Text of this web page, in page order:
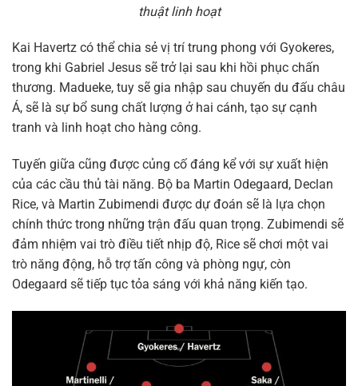
thuật linh hoạt
Kai Havertz có thể chia sẻ vị trí trung phong với Gyokeres,
trong khi Gabriel Jesus sẽ trở lại sau khi hồi phục chấn
thương. Madueke, tuy sẽ gia nhập sau chuyến du đấu châu
Á, sẽ là sự bổ sung chất lượng ở hai cánh, tạo sự cạnh
tranh và linh hoạt cho hàng công.
Tuyến giữa cũng được củng cố đáng kể với sự xuất hiện
của các cầu thủ tài năng. Bộ ba Martin Odegaard, Declan
Rice, và Martin Zubimendi được dự đoán sẽ là lựa chọn
chính thức trong những trận đấu quan trọng. Zubimendi sẽ
đảm nhiệm vai trò điều tiết nhịp độ, Rice sẽ chơi một vai
trò năng động, hỗ trợ tấn công và phòng ngự, còn
Odegaard sẽ tiếp tục tỏa sáng với khả năng kiến tạo.